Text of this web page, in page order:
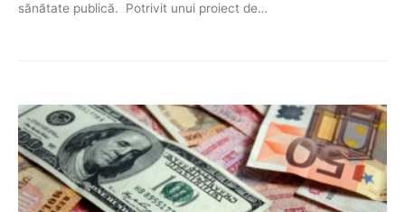
sănătate publică. Potrivit unui proiect de…